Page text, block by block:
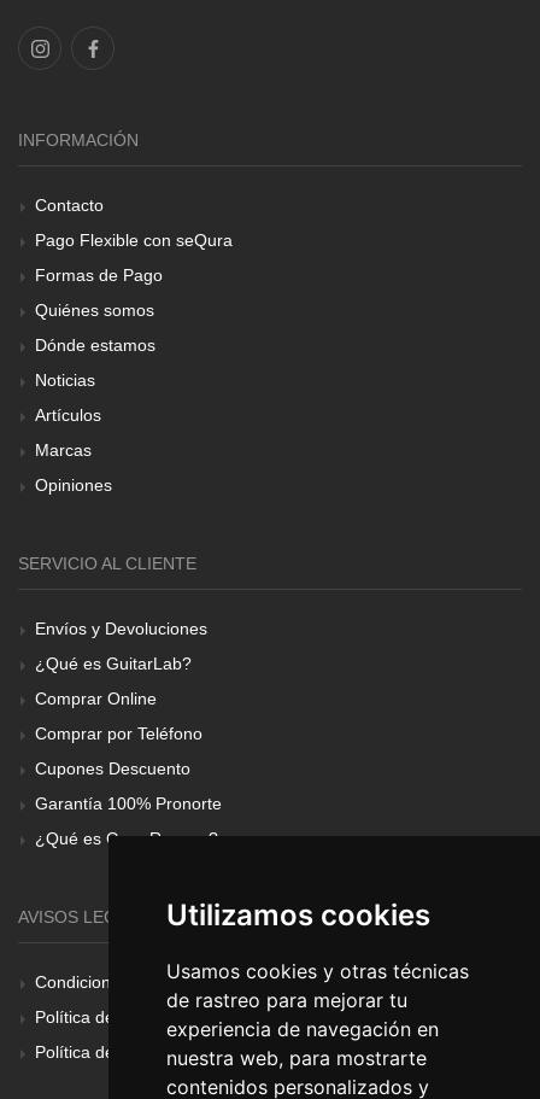
Utilizamos cookies
Usamos cookies y otras técnicas
de rastreo para mejorar tu
experiencia de navegación en
nuestra web, para mostrarte
contenidos personalizados y
INFORMACIÓN
Contacto
Pago Flexible con seQura
Formas de Pago
Quiénes somos
Dónde estamos
Noticias
Artículos
Marcas
Opiniones
SERVICIO AL CLIENTE
Envíos y Devoluciones
¿Qué es GuitarLab?
Comprar Online
Comprar por Teléfono
Cupones Descuento
Garantía 100% Pronorte
¿Qué es Gear Renove?
AVISOS LEGALES
Condiciones Generales
Política de Cookies
Política de Privacidad